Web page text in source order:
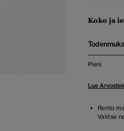
Koko ja
Pieni
Lue
Rento
Valitse